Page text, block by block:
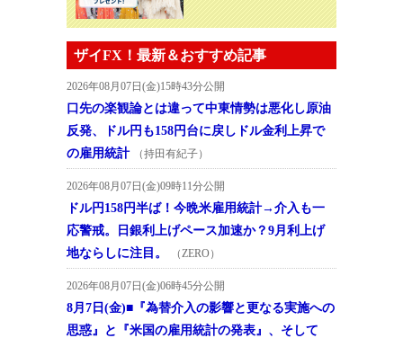
ザイFX！最新＆おすすめ記事
2026年08月07日(金)15時43分公開
口先の楽観論とは違って中東情勢は悪化し原油
反発、ドル円も158円台に戻しドル金利上昇で
の雇用統計
（持田有紀子）
2026年08月07日(金)09時11分公開
ドル円158円半ば！今晩米雇用統計→介入も一
応警戒。日銀利上げペース加速か？9月利上げ
地ならしに注目。
（ZERO）
2026年08月07日(金)06時45分公開
8月7日(金)■『為替介入の影響と更なる実施への
思惑』と『米国の雇用統計の発表』、そして